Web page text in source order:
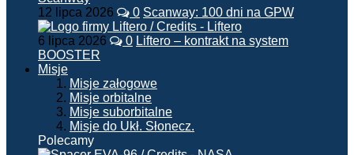
12 lipca 2026 0 Scanway: 100 dni na GPW
6 lipca 2026 0 Liftero – kontrakt na system
BOOSTER
Misje
Misje załogowe
Misje orbitalne
Misje suborbitalne
Misje do Ukł. Słonecz.
Polecamy